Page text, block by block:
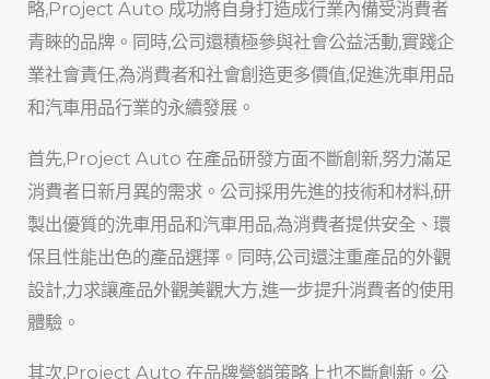
略,Project Auto 成功將自身打造成行業內備受消費者
青睞的品牌。同時,公司還積極參與社會公益活動,實踐企
業社會責任,為消費者和社會創造更多價值,促進洗車用品
和汽車用品行業的永續發展。
首先,Project Auto 在產品研發方面不斷創新,努力滿足
消費者日新月異的需求。公司採用先進的技術和材料,研
製出優質的洗車用品和汽車用品,為消費者提供安全、環
保且性能出色的產品選擇。同時,公司還注重產品的外觀
設計,力求讓產品外觀美觀大方,進一步提升消費者的使用
體驗。
其次,Project Auto 在品牌營銷策略上也不斷創新。公